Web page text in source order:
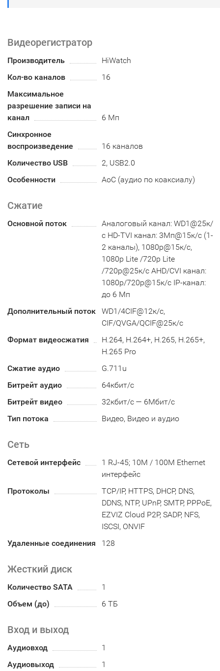
Видеорегистратор
Производитель
HiWatch
Кол-во каналов
16
Максимальное
разрешение записи на
канал
6 Мп
Синхронное
воспроизведение
16 каналов
Количество USB
2, USB2.0
Особенности
AoC (аудио по коаксиалу)
Сжатие
Основной поток
Аналоговый канал: WD1@25к/
с HD-TVI канал: 3Мп@15к/с (1-
2 каналы), 1080p@15к/с,
1080p Lite /720p Lite
/720p@25к/с AHD/CVI канал:
1080p/720p@15к/с IP-канал:
до 6 Мп
Дополнительный поток
WD1/4CIF@12к/с,
CIF/QVGA/QCIF@25к/с
Формат видеосжатия
H.264, H.264+, H.265, H.265+,
H.265 Pro
Сжатие аудио
G.711u
Битрейт аудио
64кбит/с
Битрейт видео
32кбит/с — 6Мбит/с
Тип потока
Видео, Видео и аудио
Сеть
Сетевой интерфейс
1 RJ-45; 10M / 100M Ethernet
интерфейс
Протоколы
TCP/IP, HTTPS, DHCP, DNS,
DDNS, NTP, UPnP, SMTP, PPPoE,
EZVIZ Cloud P2P, SADP, NFS,
ISCSI, ONVIF
Удаленные соединения
128
Жесткий диск
Количество SATA
1
Объем (до)
6 ТБ
Вход и выход
Аудиовход
1
Аудиовыход
1